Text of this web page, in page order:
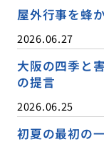
屋外行事を蜂
2026.06.27
大阪の四季と
の提言
2026.06.25
初夏の最初の